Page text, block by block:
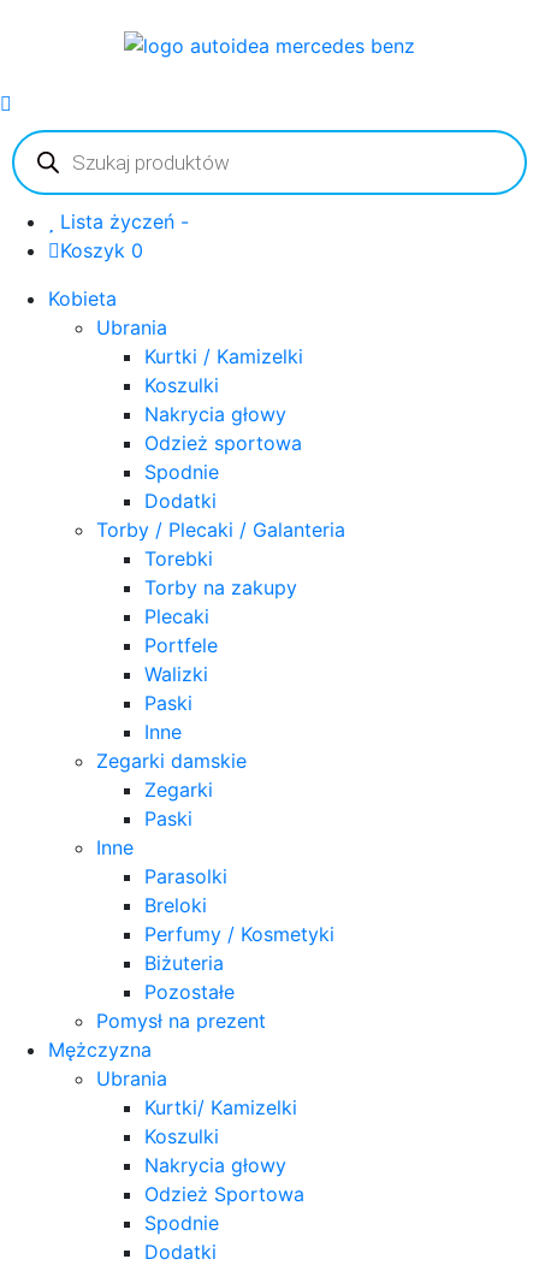
Wyszukiwarka
produktów
Lista życzeń -
Koszyk 0
Kobieta
Ubrania
Kurtki / Kamizelki
Koszulki
Nakrycia głowy
Odzież sportowa
Spodnie
Dodatki
Torby / Plecaki / Galanteria
Torebki
Torby na zakupy
Plecaki
Portfele
Walizki
Paski
Inne
Zegarki damskie
Zegarki
Paski
Inne
Parasolki
Breloki
Perfumy / Kosmetyki
Biżuteria
Pozostałe
Pomysł na prezent
Mężczyzna
Ubrania
Kurtki/ Kamizelki
Koszulki
Nakrycia głowy
Odzież Sportowa
Spodnie
Dodatki